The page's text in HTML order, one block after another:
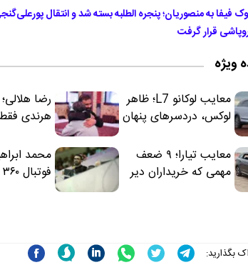
فیفا به منصوریان؛ پنجره الطلبه بسته شد و انتقال
قرار گرفت
ویژه
معایب لوکانو L7؛ ظاهر
لوکس، دردسرهای پنهان
رضا
هرندی
«تکیه‌گاه
علی(ع)»
معایب تیارا؛ ۹ ضعف
مهمی که خریداران دیر
محمد
بگذارید: